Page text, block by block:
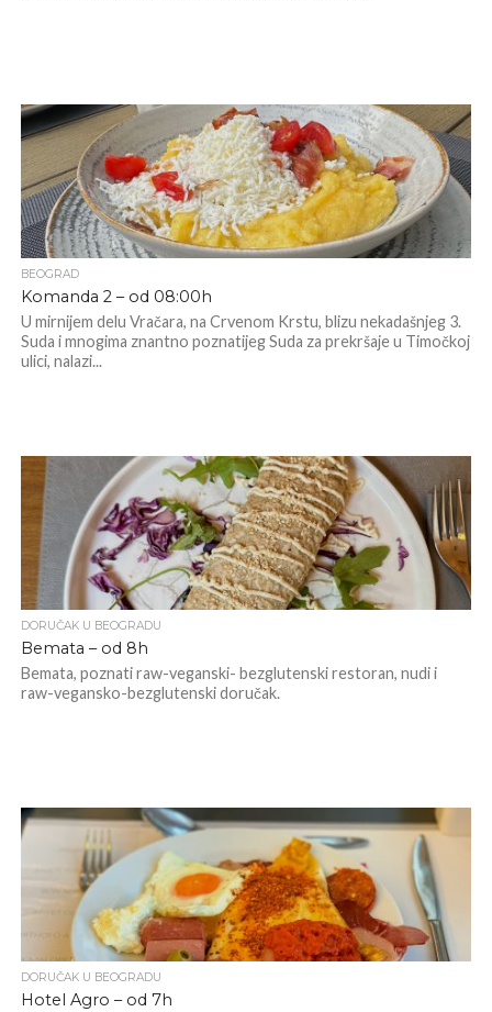
BEOGRAD
Komanda 2 – od 08:00h
U mirnijem delu Vračara, na Crvenom Krstu, blizu nekadašnjeg 3.
Suda i mnogima znantno poznatijeg Suda za prekršaje u Timočkoj
ulici, nalazi...
DORUČAK U BEOGRADU
Bemata – od 8h
Bemata, poznati raw-veganski- bezglutenski restoran, nudi i
raw-vegansko-bezglutenski doručak.
DORUČAK U BEOGRADU
Hotel Agro – od 7h